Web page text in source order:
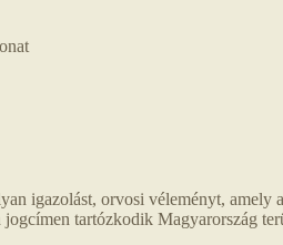
igazolást, orvosi véleményt, amely
tartózkodik Magyarország